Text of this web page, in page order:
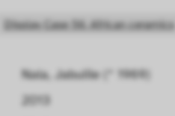
Display Case 56: African ceramics
Nala, Jabulile (* 1969)
2013